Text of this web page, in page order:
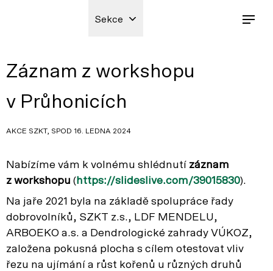
Sekce
Záznam z workshopu
v Průhonicích
AKCE SZKT, SPOD 16. LEDNA 2024
Nabízíme vám k volnému shlédnutí záznam
z workshopu (https://slideslive.com/39015830).
Na jaře 2021 byla na základě spolupráce řady
dobrovolníků, SZKT z.s., LDF MENDELU,
ARBOEKO a.s. a Dendrologické zahrady VÚKOZ,
založena pokusná plocha s cílem otestovat vliv
řezu na ujímání a růst kořenů u různých druhů